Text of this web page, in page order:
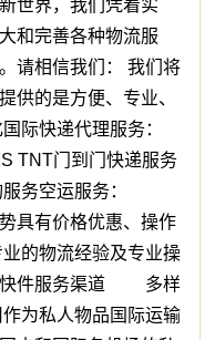
世界，我们凭着实
和完善各种物流服
请相信我们： 我们将
供的是方便、专业、
快递代理服务：
TNT门到门快递服务
服务空运服务：
具有价格优惠、操作
的物流经验及专业操
快件服务渠道 多样
为私人物品国际运输